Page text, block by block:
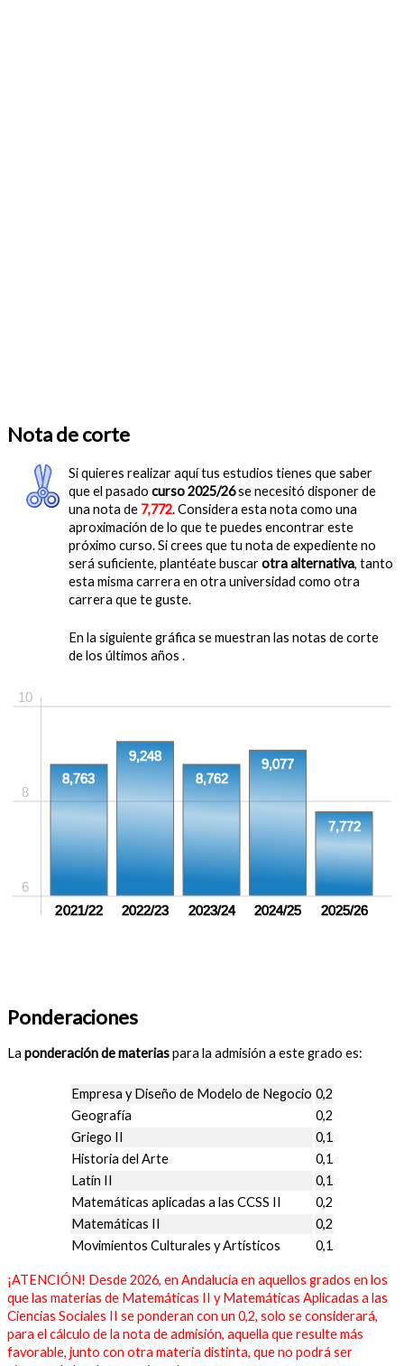
Nota de corte
Si quieres realizar aquí tus estudios tienes que saber
que el pasado curso 2025/26se necesitó disponer de
una nota de 7,772. Considera esta nota como una
aproximación de lo que te puedes encontrar este
próximo curso. Si crees que tu nota de expediente no
será suficiente, plantéate buscarotra alternativa, tanto
esta misma carrera en otra universidad como otra
carrera que te guste.
En la siguiente gráfica se muestran las notas de corte
de los últimos años .
10
6
8
8,763
9,248
8,762
9,077
7,772
2021/22 2022/23 2023/24 2024/25 2025/26
Ponderaciones
La ponderación de materiaspara la admisión a este grado es:
Empresa y Diseño de Modelo de Negocio 0,2
Geografía
0,2
Griego II
0,1
Historia del Arte
0,1
Latín II
0,1
Matemáticas aplicadas a las CCSS II
0,2
Matemáticas II
0,2
Movimientos Culturales y Artísticos
0,1
¡ATENCIÓN! Desde 2026, en Andalucía en aquellos grados en los
que las materias de Matemáticas II y Matemáticas Aplicadas a las
Ciencias Sociales II se ponderan con un 0,2, solo se considerará,
para el cálculo de la nota de admisión, aquella que resulte más
favorable, junto con otra materia distinta, que no podrá ser